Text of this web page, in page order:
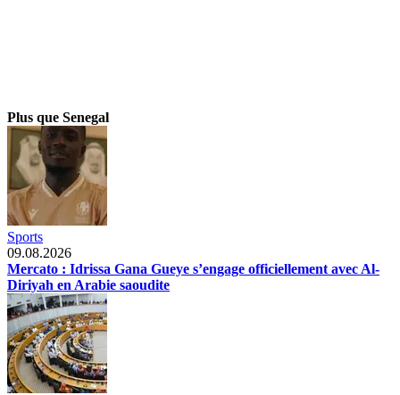
Plus que Senegal
Sports
09.08.2026
Mercato : Idrissa Gana Gueye s’engage officiellement avec Al-
Diriyah en Arabie saoudite